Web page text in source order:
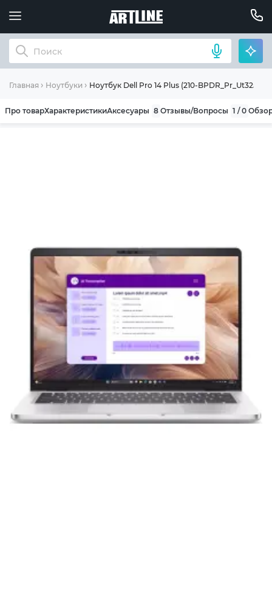
Главная Ноутбуки Ноутбук Dell Pro 14 Plus (210-
Про товарХарактеристикиАксесуары 8 Отзывы/Вопросы 1 / 0
Компания ARTLINE благодарит Вас за выбор
нашей продукции. Мы уверены, что
приобретенная вами техника будет служить
вам долгие годы при соблюдении правил
эксплуатации и хранения.
Гарантия от производителя